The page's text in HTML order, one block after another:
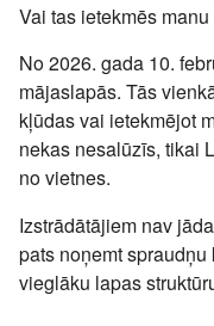
Vai tas ietekmēs
No 2026. gada 10.
mājaslapās. Tās
kļūdas vai ietekmējot
nekas nesalūzīs, tikai
no vietnes.
Izstrādātājiem nav
pats noņemt
vieglāku lapas